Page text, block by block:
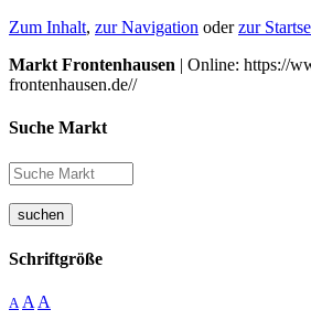
Zum Inhalt, zur Navigation oderzur
Markt Frontenhausen | Online: https://
frontenhausen.de//
Suche Markt
suchen
Schriftgröße
A A A